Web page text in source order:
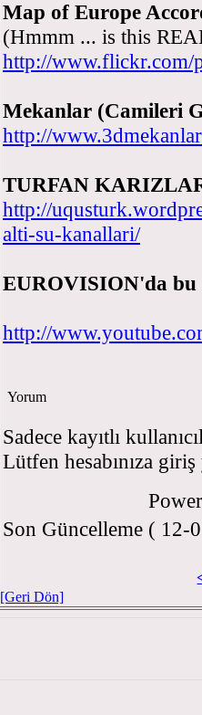
Map of Europe
(Hmmm ... is this
http://www.flickr.com/
Mekanlar (Camileri
http://
TURFAN
http://
alti-su-kanallari/
EUROVISION'da bu
http://
Yorum
Sadece kayıtlı
Lütfen hesabınıza
Son Güncelleme ( 12-
[Geri Dön]